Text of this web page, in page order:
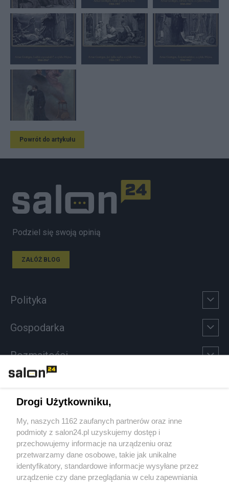
Powrót do artykułu
Podziel się swoją opinią
ZAŁÓŻ BLOG
Polityka
Gospodarka
Rozmaitości
Sport
Społeczeństwo
Kultura
Drogi Użytkowniku,
My, naszych 1162 zaufanych partnerów oraz inne
podmioty z salon24.pl uzyskujemy dostęp i
przechowujemy informacje na urządzeniu oraz
przetwarzamy dane osobowe, takie jak unikalne
identyfikatory, standardowe informacje wysyłane przez
urządzenie czy dane przeglądania w celu zapewniania